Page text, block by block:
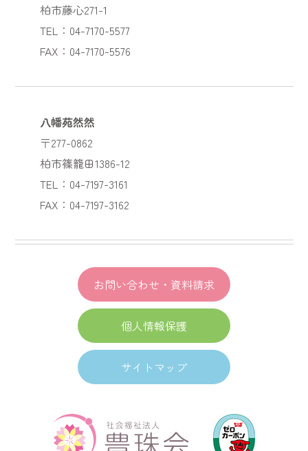
柏市藤心271-1
TEL：04-7170-5577
FAX：04-7170-5576
八幡苑然然
〒277-0862
柏市篠籠田1386-12
TEL：04-7197-3161
FAX：04-7197-3162
お問い合わせ・資料請求
個人情報保護
サイトマップ